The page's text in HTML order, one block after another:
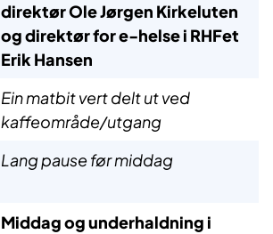
direktør Ole Jørgen Kirkeluten
og direktør for e-helse i RHFet
Erik Hansen
Ein matbit vert delt ut ved
kaffeområde/utgang
Lang pause før middag
Middag og underhaldning i